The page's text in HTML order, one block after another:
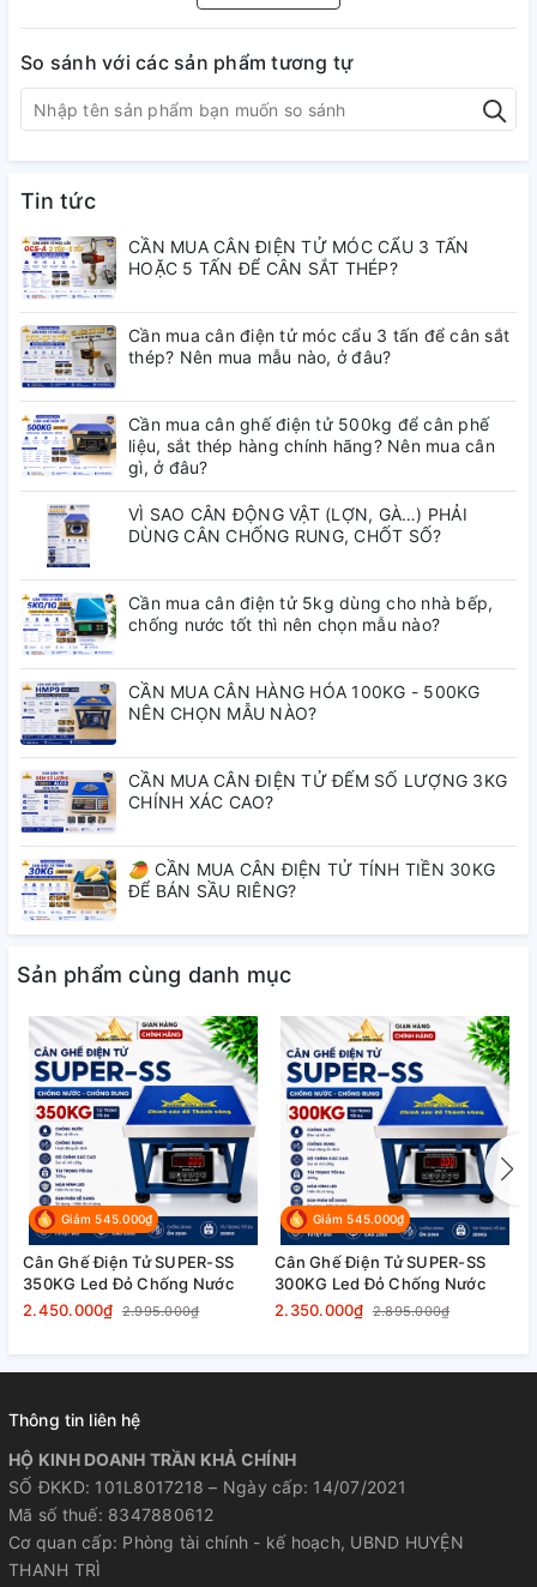
vật với độ chính xác cao và độ bền vượt
trội.
– Sản phẩm sử dụng khung INOX chống
gỉ, hoạt động tốt trong môi trường ẩm ướt
như khu chăn nuôi, chợ, kho hàng, khu
hải sản. Thiết kế chống nước, giúp tăng
tuổi thọ và độ ổn định khi sử dụng lâu dài.
– Trang bị màn hình LED xanh hiển thị rõ
nét, dễ quan sát cả trong môi trường thiếu
sáng hoặc ánh sáng mạnh.
⚙️ THÔNG SỐ KỸ THUẬT
– Thương hiệu: Cân Hoàng Minh Phát
– Loại cân: Cân ghế điện tử
– Model: SUPER-SS
– Tải trọng tối đa: 300kg
– Bước nhảy (sai số): 50g
So sánh với các sản phẩm tương tự
Tin tức
CẦN MUA CÂN ĐIỆN TỬ MÓC CẨU 3 TẤN
HOẶC 5 TẤN ĐỂ CÂN SẮT THÉP?
Cần mua cân điện tử móc cẩu 3 tấn để cân sắt
thép? Nên mua mẫu nào, ở đâu?
Cần mua cân ghế điện tử 500kg để cân phế
liệu, sắt thép hàng chính hãng? Nên mua cân
gì, ở đâu?
VÌ SAO CÂN ĐỘNG VẬT (LỢN, GÀ…) PHẢI
DÙNG CÂN CHỐNG RUNG, CHỐT SỐ?
Cần mua cân điện tử 5kg dùng cho nhà bếp,
chống nước tốt thì nên chọn mẫu nào?
CẦN MUA CÂN HÀNG HÓA 100KG - 500KG
NÊN CHỌN MẪU NÀO?
CẦN MUA CÂN ĐIỆN TỬ ĐẾM SỐ LƯỢNG 3KG
CHÍNH XÁC CAO?
🥭 CẦN MUA CÂN ĐIỆN TỬ TÍNH TIỀN 30KG
ĐỂ BÁN SẦU RIÊNG?
Sản phẩm cùng danh mục
Giảm 545.000₫
Cân Ghế Điện Tử SUPER-SS
350KG Led Đỏ Chống Nước
2.450.000₫ 2.995.000₫
Giảm 545.000₫
Cân Ghế Điện Tử SUPER-SS
300KG Led Đỏ Chống Nước
2.350.000₫ 2.895.000₫
Thông tin liên hệ
HỘ KINH DOANH TRẦN KHẢ CHÍNH
SỐ ĐKKD: 101L8017218 – Ngày cấp: 14/07/2021
Mã số thuế: 8347880612
Cơ quan cấp: Phòng tài chính - kế hoạch, UBND HUYỆN
THANH TRÌ